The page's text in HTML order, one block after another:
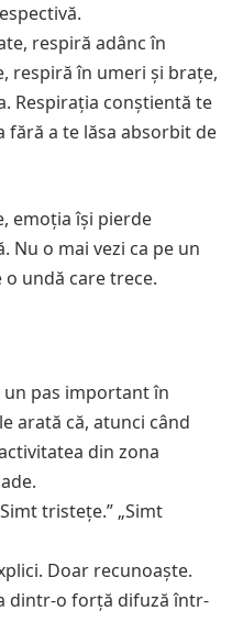
respiră adânc în
respiră în umeri și brațe,
Respirația conștientă te
fără a te lăsa absorbit de
emoția își pierde
Nu o mai vezi ca pe un
o undă care trece.
un pas important în
arată că, atunci când
din zona
tristețe.” „Simt
Doar recunoaște.
dintr-o forță difuză într-